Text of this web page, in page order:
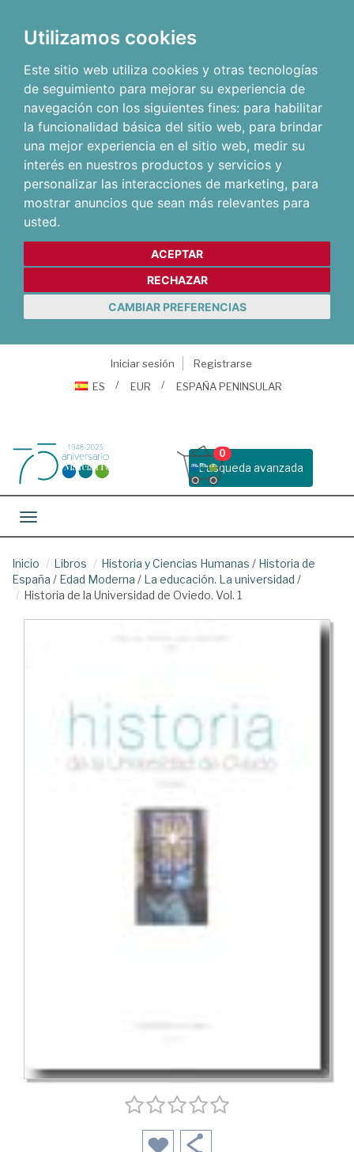
Utilizamos cookies
Este sitio web utiliza cookies y otras tecnologías
de seguimiento para mejorar su experiencia de
navegación con los siguientes fines: para habilitar
la funcionalidad básica del sitio web, para brindar
una mejor experiencia en el sitio web, medir su
interés en nuestros productos y servicios y
personalizar las interacciones de marketing, para
mostrar anuncios que sean más relevantes para
usted.
ACEPTAR
RECHAZAR
CAMBIAR PREFERENCIAS
Iniciar sesión
Registrarse
ES
EUR ESPAÑA PENINSULAR
Busqueda avanzada
0
Toggle navigation
Inicio Libros Historia y Ciencias Humanas / Historia de
España / Edad Moderna / La educación. La universidad /
Historia de la Universidad de Oviedo. Vol. 1